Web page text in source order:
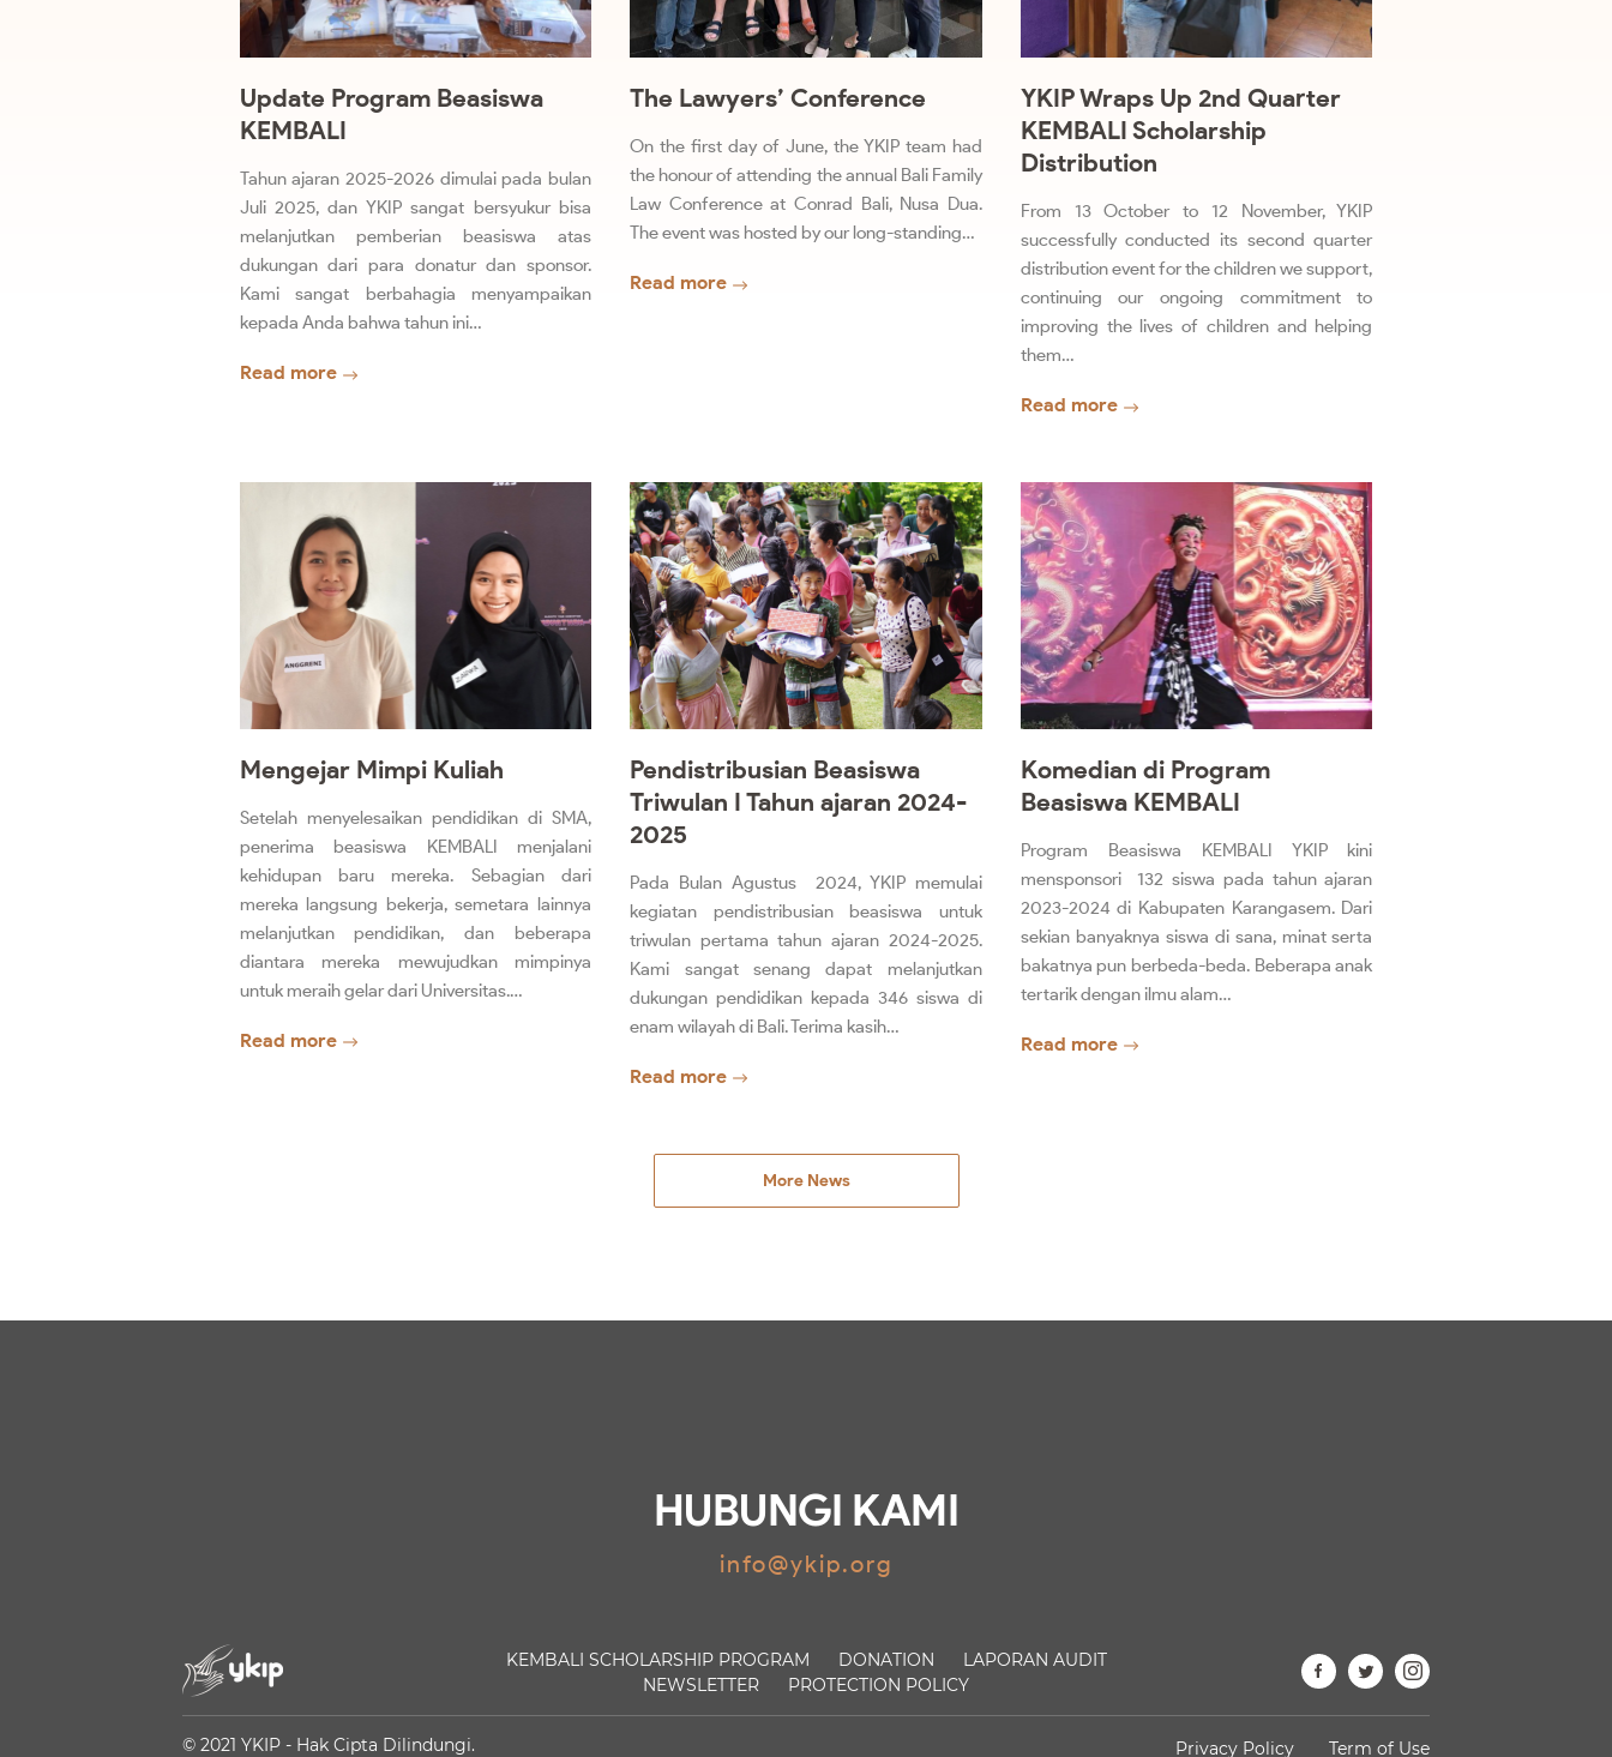
Update Program Beasiswa
KEMBALI
Tahun ajaran 2025-2026 dimulai pada bulan
Juli 2025, dan YKIP sangat bersyukur bisa
melanjutkan pemberian beasiswa atas
dukungan dari para donatur dan sponsor.
Kami sangat berbahagia menyampaikan
kepada Anda bahwa tahun ini…
Read more
The Lawyers’ Conference
On the first day of June, the YKIP team had
the honour of attending the annual Bali Family
Law Conference at Conrad Bali, Nusa Dua.
The event was hosted by our long-standing…
Read more
YKIP Wraps Up 2nd Quarter
KEMBALI Scholarship
Distribution
From 13 October to 12 November, YKIP
successfully conducted its second quarter
distribution event for the children we support,
continuing our ongoing commitment to
improving the lives of children and helping
them…
Read more
Mengejar Mimpi Kuliah
Setelah menyelesaikan pendidikan di SMA,
penerima beasiswa KEMBALI menjalani
kehidupan baru mereka. Sebagian dari
mereka langsung bekerja, semetara lainnya
melanjutkan pendidikan, dan beberapa
diantara mereka mewujudkan mimpinya
untuk meraih gelar dari Universitas.…
Read more
Pendistribusian Beasiswa
Triwulan I Tahun ajaran 2024-
2025
Pada Bulan Agustus 2024, YKIP memulai
kegiatan pendistribusian beasiswa untuk
triwulan pertama tahun ajaran 2024-2025.
Kami sangat senang dapat melanjutkan
dukungan pendidikan kepada 346 siswa di
enam wilayah di Bali. Terima kasih…
Read more
Komedian di Program
Beasiswa KEMBALI
Program Beasiswa KEMBALI YKIP kini
mensponsori 132 siswa pada tahun ajaran
2023-2024 di Kabupaten Karangasem. Dari
sekian banyaknya siswa di sana, minat serta
bakatnya pun berbeda-beda. Beberapa anak
tertarik dengan ilmu alam…
Read more
More News
HUBUNGI KAMI
info@ykip.org
KEMBALI SCHOLARSHIP PROGRAM DONATION
LAPORAN AUDIT
NEWSLETTER
PROTECTION POLICY
© 2021 YKIP - Hak Cipta Dilindungi. Privacy Policy Term of Use